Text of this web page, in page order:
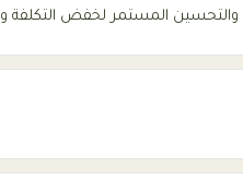
والتحسين المستمر لخفض التكلفة